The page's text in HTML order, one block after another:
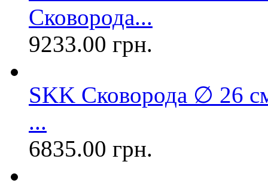
Сковорода...
9233.00 грн.
SKK Сковорода ∅ 26
...
6835.00 грн.